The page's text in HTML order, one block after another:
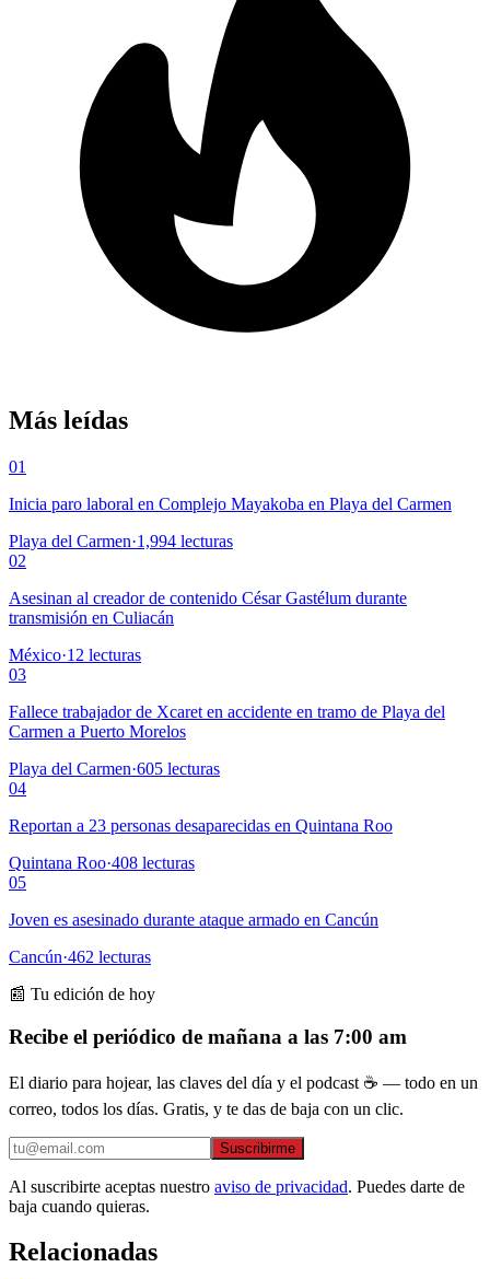
Más leídas
01
Inicia paro laboral en Complejo Mayakoba en Playa del Carmen
Playa del Carmen·1,994 lecturas
02
Asesinan al creador de contenido César Gastélum durante
transmisión en Culiacán
México·12 lecturas
03
Fallece trabajador de Xcaret en accidente en tramo de Playa del
Carmen a Puerto Morelos
Playa del Carmen·605 lecturas
04
Reportan a 23 personas desaparecidas en Quintana Roo
Quintana Roo·408 lecturas
05
Joven es asesinado durante ataque armado en Cancún
Cancún·462 lecturas
📰 Tu edición de hoy
Recibe el periódico de mañana a las 7:00 am
El diario para hojear, las claves del día y el podcast ☕ — todo en un
correo, todos los días. Gratis, y te das de baja con un clic.
Suscribirme
Al suscribirte aceptas nuestro aviso de privacidad. Puedes darte de
baja cuando quieras.
Relacionadas